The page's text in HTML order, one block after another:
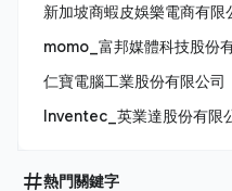
新加坡商蝦皮娛樂電商有限
momo_富邦媒體科技股份
仁寶電腦工業股份有限公司
Inventec_英業達股份有限
熱門關鍵字